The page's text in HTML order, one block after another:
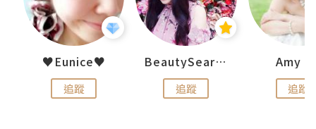
♥Eunice♥
追蹤
BeautySearch
追蹤
Amy
追蹤